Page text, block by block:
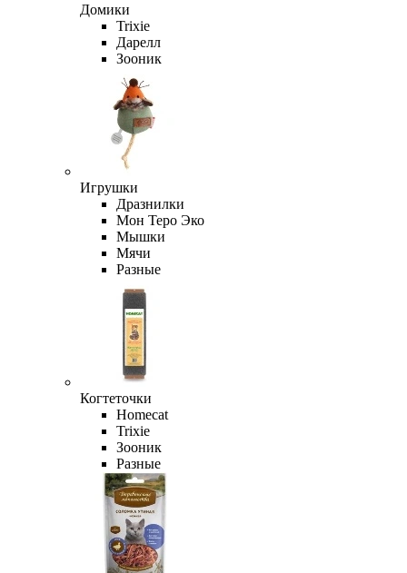
Домики
Trixie
Дарелл
Зооник
Игрушки
Дразнилки
Мон Теро Эко
Мышки
Мячи
Разные
Когтеточки
Homecat
Trixie
Зооник
Разные